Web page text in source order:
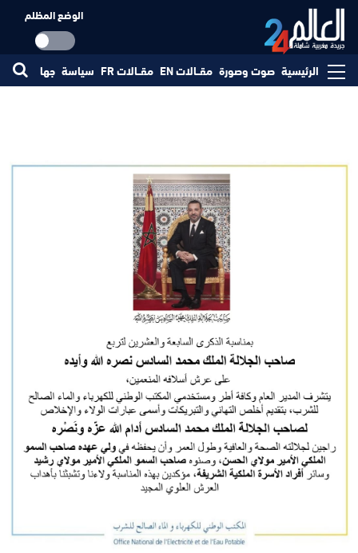
الوضع المظلم
الرئيسية صوت وصورة مقــالات EN مقــالات FR سياسة جهات